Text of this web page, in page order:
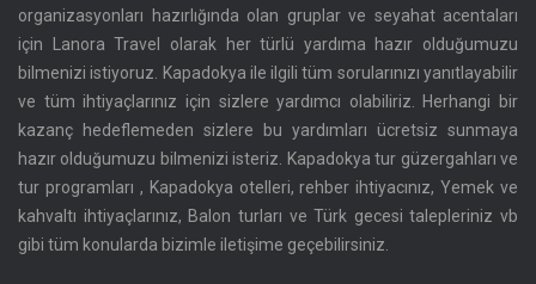
organizasyonları hazırlığında olan gruplar ve seyahat acentaları
için Lanora Travel olarak her türlü yardıma hazır olduğumuzu
bilmenizi istiyoruz. Kapadokya ile ilgili tüm sorularınızı yanıtlayabilir
ve tüm ihtiyaçlarınız için sizlere yardımcı olabiliriz. Herhangi bir
kazanç hedeflemeden sizlere bu yardımları ücretsiz sunmaya
hazır olduğumuzu bilmenizi isteriz. Kapadokya tur güzergahları ve
tur programları , Kapadokya otelleri, rehber ihtiyacınız, Yemek ve
kahvaltı ihtiyaçlarınız, Balon turları ve Türk gecesi talepleriniz vb
gibi tüm konularda bizimle iletişime geçebilirsiniz.